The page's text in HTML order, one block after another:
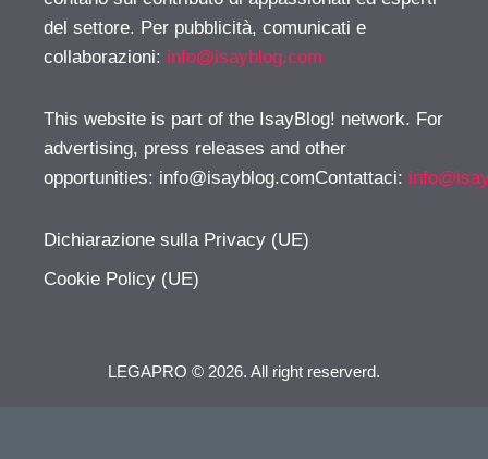
del settore. Per pubblicità, comunicati e
collaborazioni: info@isayblog.com
This website is part of the IsayBlog! network. For
advertising, press releases and other
opportunities: info@isayblog.comContattaci:
Dichiarazione sulla Privacy (UE)
Cookie Policy (UE)
LEGAPRO © 2026. All right reserverd.